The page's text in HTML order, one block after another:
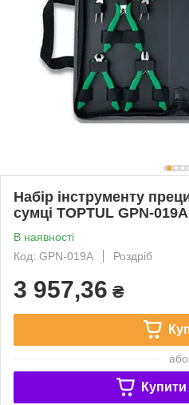
Набір інструменту
сумці TOPTUL GPN-
В наявності
Код: GPN-019A
Роздріб
3 957,36 ₴
або
Купити